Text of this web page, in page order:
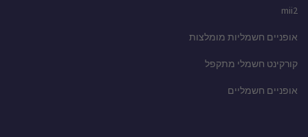
mii2
אופניים חשמליות מומלצות
קורקינט חשמלי מתקפל
אופניים חשמליים